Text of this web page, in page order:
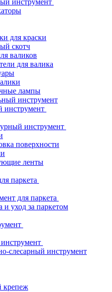
инструмент
для краски
скотч
валиков
для валика
лампы
инструмент
инструмент
инструмент
поверхности
ленты
паркета
для паркета
и уход за паркетом
слесарный инструмент
крепеж